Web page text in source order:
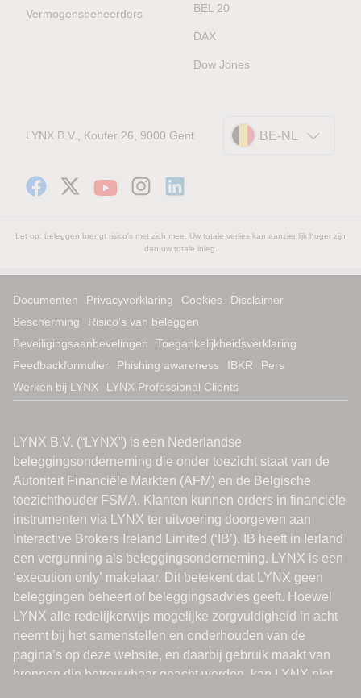
Vermogensbeheerders BEL 20
DAX
Dow Jones
LYNX B.V., Kouter 26, 9000 Gent BE-NL
Let op: beleggen brengt risico's met zich mee. Uw totale verlies kan aanzienlijk hoger zijn
dan uw totale inleg.
Documenten Privacyverklaring Cookies
Disclaimer
Bescherming
Risico’s van beleggen
Beveiligingsaanbevelingen
Toegankelijkheidsverklaring
Feedbackformulier
Phishing awareness IBKR
Pers
Werken bij LYNX
LYNX Professional Clients